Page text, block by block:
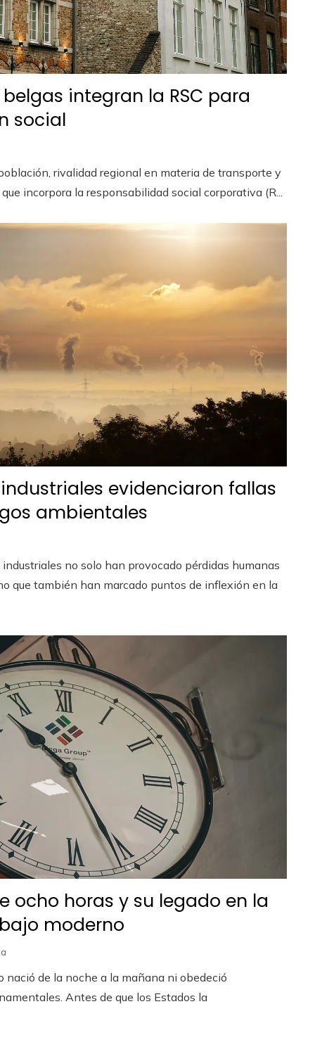
integran la RSC para
social
rivalidad regional en materia de transporte y
incorpora la responsabilidad social corporativa (R...
evidenciaron fallas
ambientales
no solo han provocado pérdidas humanas
que también han marcado puntos de inflexión en la
ocho horas y su legado en la
moderno
nació de la noche a la mañana ni obedeció
Antes de que los Estados la